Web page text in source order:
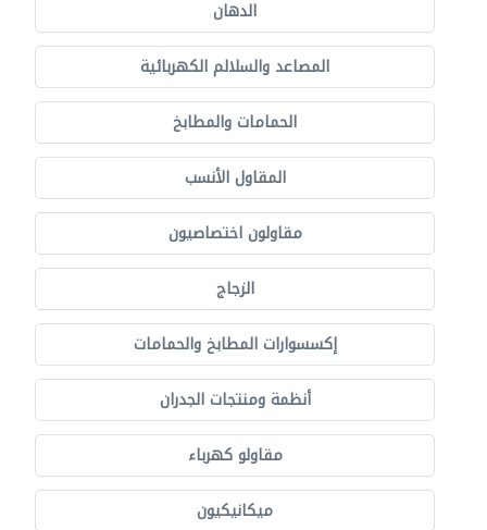
الدهان
المصاعد والسلالم الكهربائية
الحمامات والمطابخ
المقاول الأنسب
مقاولون اختصاصيون
الزجاج
إكسسوارات المطابخ والحمامات
أنظمة ومنتجات الجدران
مقاولو كهرباء
ميكانيكيون